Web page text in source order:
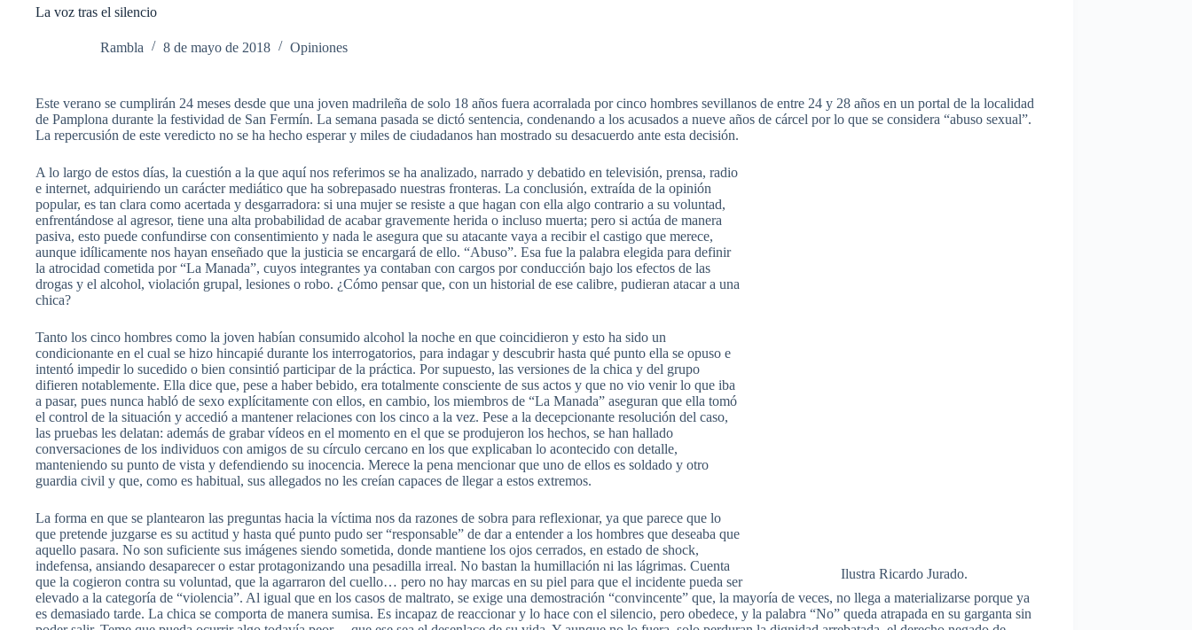
La voz tras el silencio
Rambla 8 de mayo de 2018 Opiniones
Este verano se cumplirán 24 meses desde que una joven madrileña de solo 18 años fuera acorralada por cinco hombres sevillanos de entre 24 y 28 años en un portal de la localidad
de Pamplona durante la festividad de San Fermín. La semana pasada se dictó sentencia, condenando a los acusados a nueve años de cárcel por lo que se considera “abuso sexual”.
La repercusión de este veredicto no se ha hecho esperar y miles de ciudadanos han mostrado su desacuerdo ante esta decisión.
Ilustra Ricardo Jurado.
A lo largo de estos días, la cuestión a la que aquí nos referimos se ha analizado, narrado y debatido en televisión, prensa, radio
e internet, adquiriendo un carácter mediático que ha sobrepasado nuestras fronteras. La conclusión, extraída de la opinión
popular, es tan clara como acertada y desgarradora: si una mujer se resiste a que hagan con ella algo contrario a su voluntad,
enfrentándose al agresor, tiene una alta probabilidad de acabar gravemente herida o incluso muerta; pero si actúa de manera
pasiva, esto puede confundirse con consentimiento y nada le asegura que su atacante vaya a recibir el castigo que merece,
aunque idílicamente nos hayan enseñado que la justicia se encargará de ello. “Abuso”. Esa fue la palabra elegida para definir
la atrocidad cometida por “La Manada”, cuyos integrantes ya contaban con cargos por conducción bajo los efectos de las
drogas y el alcohol, violación grupal, lesiones o robo. ¿Cómo pensar que, con un historial de ese calibre, pudieran atacar a una
chica?
Tanto los cinco hombres como la joven habían consumido alcohol la noche en que coincidieron y esto ha sido un
condicionante en el cual se hizo hincapié durante los interrogatorios, para indagar y descubrir hasta qué punto ella se opuso e
intentó impedir lo sucedido o bien consintió participar de la práctica. Por supuesto, las versiones de la chica y del grupo
difieren notablemente. Ella dice que, pese a haber bebido, era totalmente consciente de sus actos y que no vio venir lo que iba
a pasar, pues nunca habló de sexo explícitamente con ellos, en cambio, los miembros de “La Manada” aseguran que ella tomó
el control de la situación y accedió a mantener relaciones con los cinco a la vez. Pese a la decepcionante resolución del caso,
las pruebas les delatan: además de grabar vídeos en el momento en el que se produjeron los hechos, se han hallado
conversaciones de los individuos con amigos de su círculo cercano en los que explicaban lo acontecido con detalle,
manteniendo su punto de vista y defendiendo su inocencia. Merece la pena mencionar que uno de ellos es soldado y otro
guardia civil y que, como es habitual, sus allegados no les creían capaces de llegar a estos extremos.
La forma en que se plantearon las preguntas hacia la víctima nos da razones de sobra para reflexionar, ya que parece que lo
que pretende juzgarse es su actitud y hasta qué punto pudo ser “responsable” de dar a entender a los hombres que deseaba que
aquello pasara. No son suficiente sus imágenes siendo sometida, donde mantiene los ojos cerrados, en estado de shock,
indefensa, ansiando desaparecer o estar protagonizando una pesadilla irreal. No bastan la humillación ni las lágrimas. Cuenta
que la cogieron contra su voluntad, que la agarraron del cuello… pero no hay marcas en su piel para que el incidente pueda ser
elevado a la categoría de “violencia”. Al igual que en los casos de maltrato, se exige una demostración “convincente” que, la mayoría de veces, no llega a materializarse porque ya
es demasiado tarde. La chica se comporta de manera sumisa. Es incapaz de reaccionar y lo hace con el silencio, pero obedece, y la palabra “No” queda atrapada en su garganta sin